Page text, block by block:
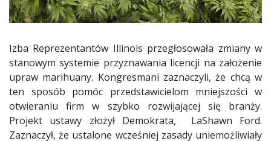
Izba Reprezentantów Illinois przegłosowała zmiany w
stanowym systemie przyznawania licencji na założenie
upraw marihuany. Kongresmani zaznaczyli, że chcą w
ten sposób pomóc przedstawicielom mniejszości w
otwieraniu firm w szybko rozwijającej się branży.
Projekt ustawy złożył Demokrata, LaShawn Ford.
Zaznaczył, że ustalone wcześniej zasady uniemożliwiały